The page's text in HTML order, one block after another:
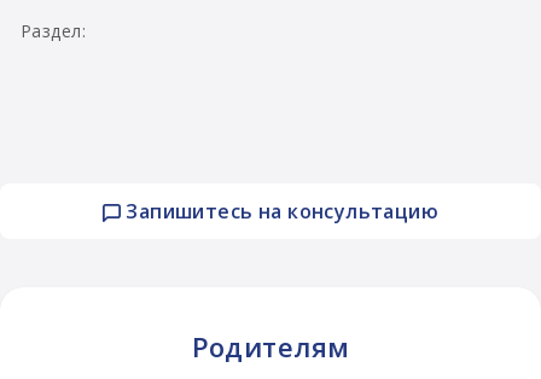
Запишитесь на консультацию
Родителям
Раздел: